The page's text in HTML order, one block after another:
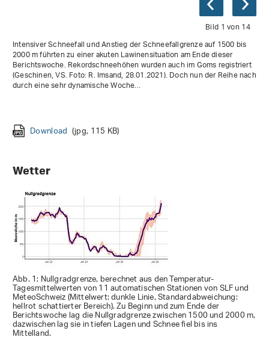
Bild 1 von 14
Intensiver Schneefall und Anstieg der Schneefallgrenze auf 1500 bis
2000 m führten zu einer akuten Lawinensituation am Ende dieser
Berichtswoche. Rekordschneehöhen wurden auch im Goms registriert
(Geschinen, VS. Foto: R. Imsand, 28.01.2021). Doch nun der Reihe nach
durch eine sehr dynamische Woche…
Download (jpg, 115 KB)
Download (jpg, 51 KB)
Wetter
Abb. 1: Nullgradgrenze, berechnet aus den Temperatur-
Tagesmittelwerten von 11 automatischen Stationen von SLF und
MeteoSchweiz (Mittelwert: dunkle Linie, Standardabweichung:
hellrot schattierter Bereich). Zu Beginn und zum Ende der
Berichtswoche lag die Nullgradgrenze zwischen 1500 und 2000 m,
dazwischen lag sie in tiefen Lagen und Schnee fiel bis ins
Mittelland.